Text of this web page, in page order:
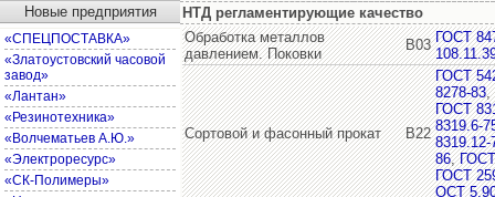
Новые предприятия
«СПЕЦПОСТАВКА»
«Златоустовский часовой
завод»
«Лантан»
«Резинотехника»
«Волчематьев А.Ю.»
«Электроресурс»
«СК-Полимеры»
НТД регламентирующие качество
Обработка металлов
давлением. Поковки
В03 ГОСТ
Сортовой и фасонный прокат В22
ГОСТ
8278-83,
ГОСТ
8319.6-
8319.12-
86,
ГОСТ
ОСТ